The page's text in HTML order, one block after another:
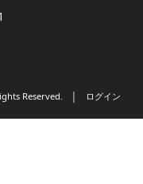
Reserved. │ ログイン